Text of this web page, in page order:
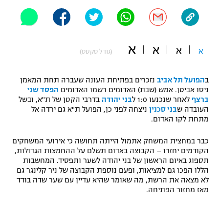
משתתפים וזוכים בפרסים
תקנון משתתפים וזוכים בפרסים
תקנון עבור פעילות אלקטרה
תקנון עבור פעילות ספורט 1 – "מרלן"
גיימינג E-Sports
מדיניות פרטיות
תקנון פעילות ספורט 1
ספורט מוטורי
כדורמים
בייסבול MLB
ספורט אתגרי ואקסטרים
אומנויות לחימה
גיימינג E-Sports
א א א א (גודל טקסט)
בהפועל תל אביב נזכרים בפתיחת העונה שעברה תחת המאמן
ניסו אביטן. אמש (שבת) האדומים רשמו האדומים הפסד שני
ברצף לאחר שנכנעו 1:0 ל בני יהודה בדרבי הקטן של ת"א, ובשל
העובדה שבני סכנין ניצחה לפני כן, הפועל ת"א גם ירדה אל
מתחת לקו האדום.
כבר במחצית המשחק אתמול הייתה תחושה כי אירועי המשחקים
הקודמים יחזרו – הקבוצה באדום תשלם על ההחמצות הגדולות,
תספוג באיום הראשון של בני יהודה לשער ותפסיד. המחשבות
הללו הפכו גם למציאות, ופעם נוספת הקבוצה של ניר קלינגר גם
לא מצאה את הרשת, מה שאומר שהיא עדיין עם שער שדה בודד
מאז מחזור הפתיחה.